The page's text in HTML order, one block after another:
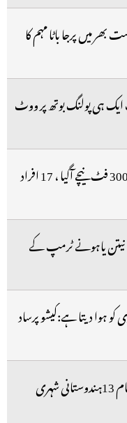
میں پرجا باٹا مہم کا
ہی پولنگ بوتھ پر ووٹ
ایئر انڈیا کا طیارہ ہوا میں اچانک 300 فٹ نیچے آگیا ، 17 افراد
نیتن یاہونے ٹرمپ کے
ہوا دیتا ہے:کیشو پرساد
تجارتی جہاز پر حملے کی مذمت، تمام 13ہندوستانی شہری